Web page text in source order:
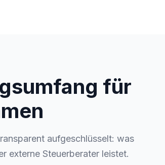
für
aufgeschlüsselt: was
externe Steuerberater leistet.